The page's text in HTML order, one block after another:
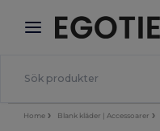
× Egotier-app
Bättre priser i appen!
Home Blank kläder | Accessoarer